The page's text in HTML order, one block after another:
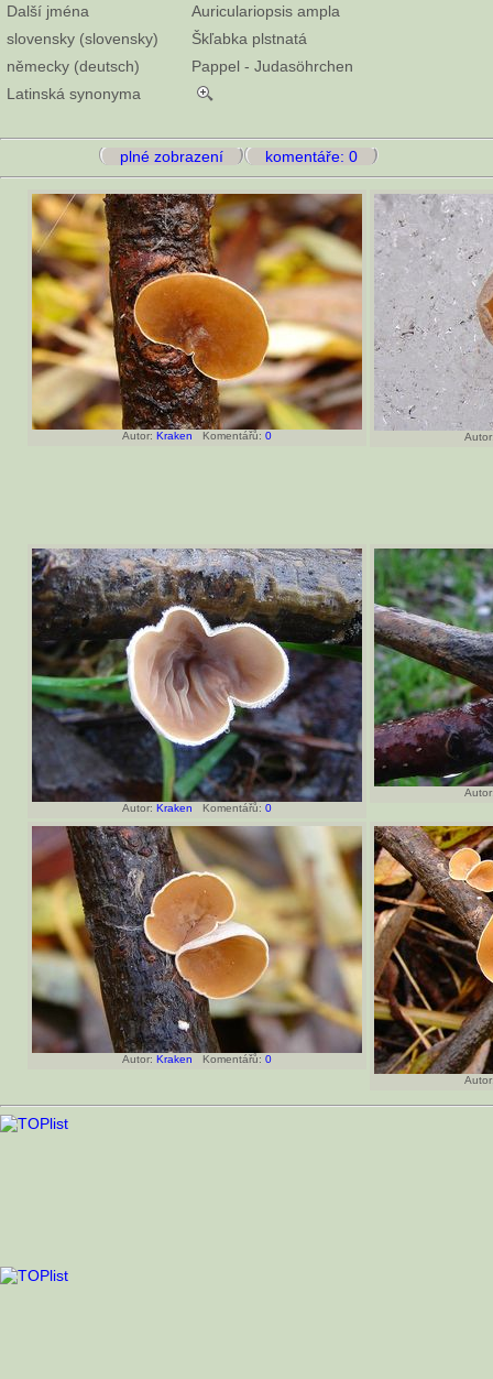
Další jména
Auriculariopsis ampla
slovensky (slovensky)
Škľabka plstnatá
německy (deutsch)
Pappel - Judasöhrchen
Latinská synonyma